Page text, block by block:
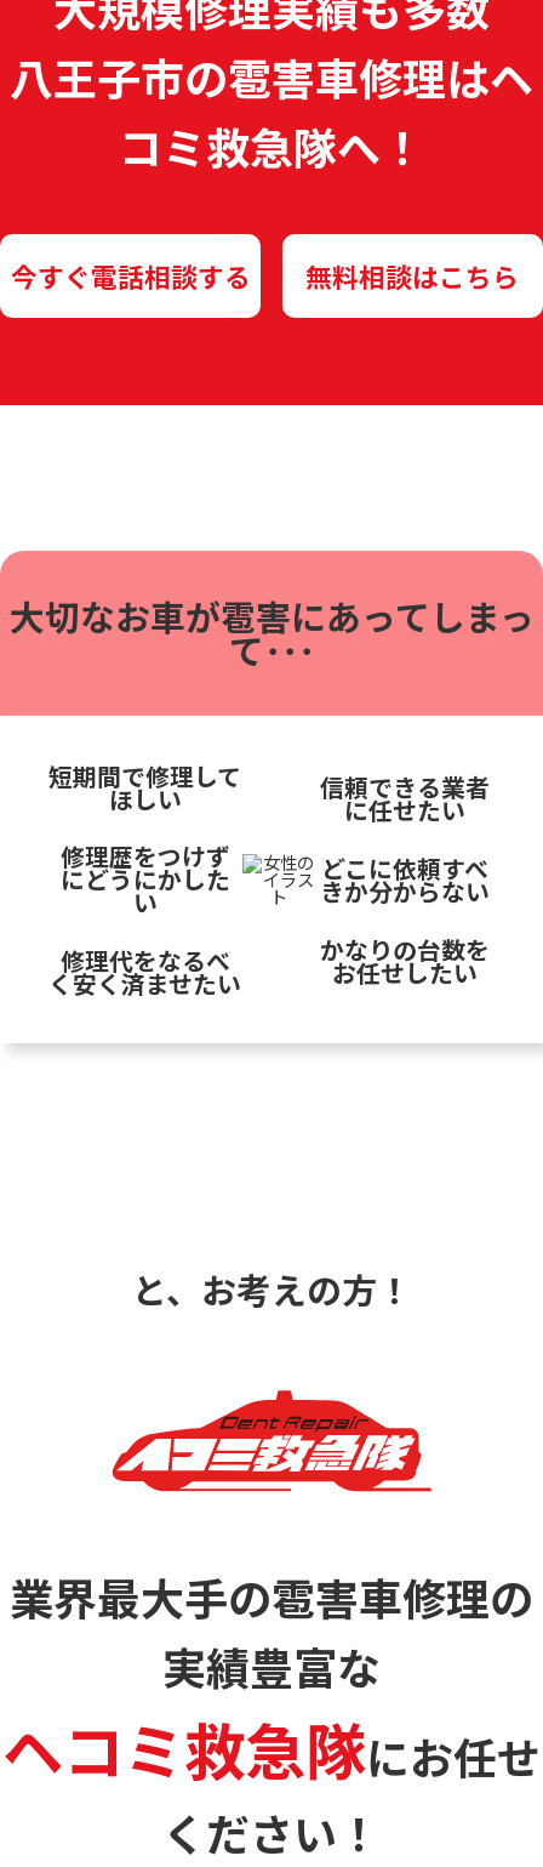
八王子市の雹害車修理はヘ
コミ救急隊へ！
今すぐ電話相談する 無料相談はこちら
大切なお車が雹害にあってしまっ
て･･･
短期間で修理して
ほしい
修理歴をつけず
にどうにかした
い
修理代をなるべ
く安く済ませたい
信頼できる業者
に任せたい
どこに依頼すべ
きか分からない
かなりの台数を
お任せしたい
と、お考えの方！
業界最大手の雹害車修理の
実績豊富な
ヘコミ救急隊にお任せ
ください！